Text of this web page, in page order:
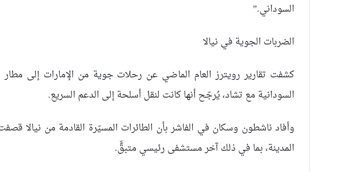
السوداني.”
الضربات الجوية في نيالا
كشفت تقارير رويترز العام الماضي عن رحلات جوية من الإمارات إلى
السودانية مع تشاد، يُرجّح أنها كانت لنقل أسلحة إلى الدعم السريع.
وأفاد ناشطون وسكان في الفاشر بأن الطائرات المسيّرة القادمة من نيالا
المدينة، بما في ذلك آخر مستشفى رئيسي متبقٍّ.